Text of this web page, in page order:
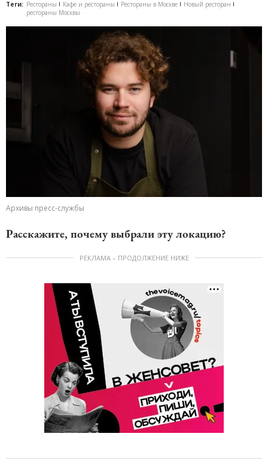
Теги: Рестораны Кафе и рестораны Рестораны в Москве
Новый ресторан
рестораны Москвы
Архивы пресс-службы
Расскажите, почему выбрали эту локацию?
РЕКЛАМА – ПРОДОЛЖЕНИЕ НИЖЕ